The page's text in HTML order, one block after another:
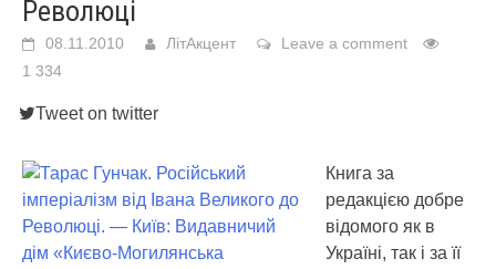
Революці
08.11.2010 ЛітАкцент
Leave a comment
1 334
Tweet on twitter
Книга за
редакцією добре
відомого як в
Україні, так і за її